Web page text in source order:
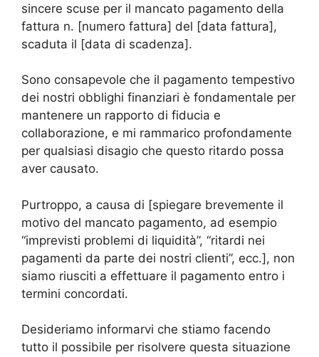
sincere scuse per il mancato pagamento della
fattura n. [numero fattura] del [data fattura],
scaduta il [data di scadenza].
Sono consapevole che il pagamento tempestivo
dei nostri obblighi finanziari è fondamentale per
mantenere un rapporto di fiducia e
collaborazione, e mi rammarico profondamente
per qualsiasi disagio che questo ritardo possa
aver causato.
Purtroppo, a causa di [spiegare brevemente il
motivo del mancato pagamento, ad esempio
“imprevisti problemi di liquidità”, “ritardi nei
pagamenti da parte dei nostri clienti”, ecc.], non
siamo riusciti a effettuare il pagamento entro i
termini concordati.
Desideriamo informarvi che stiamo facendo
tutto il possibile per risolvere questa situazione